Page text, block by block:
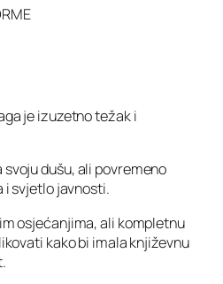
je izuzetno težak i
dušu, ali povremeno
i svjetlo javnosti.
osjećanjima, ali kompletnu
kako bi imala književnu